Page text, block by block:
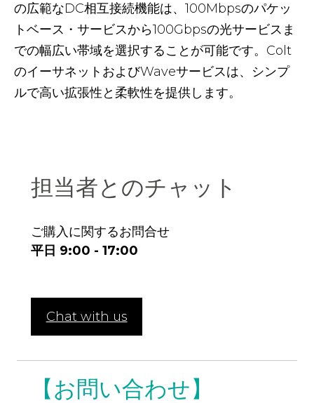
の広範なDC相互接続機能は、100Mbpsのパケッ
トベース・サービスから100Gbpsの光サービスま
での幅広い帯域を選択することが可能です。Colt
のイーサネットおよびWaveサービスは、シンプ
ルで高い拡張性と柔軟性を提供します。
担当者とのチャット
ご購入に関するお問合せ
平日 9:00 - 17:00
Chat with us
【お問い合わせ】